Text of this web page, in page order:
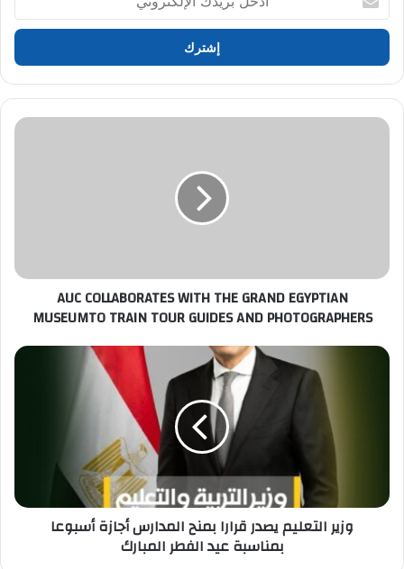
بريدك
الإلكتروني
AUC
TOUR
GUIDES
AND
AUC COLLABORATES WITH THE GRAND EGYPTIAN
MUSEUMTO TRAIN TOUR GUIDES AND PHOTOGRAPHERS
وزير
بمناسبة
وزير التعليم يصدر قرارا بمنح المدارس أجازة أسبوعا
بمناسبة عيد الفطر المبارك